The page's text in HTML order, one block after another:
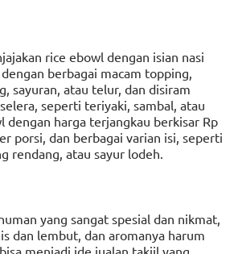
rice ebowl dengan isian nasi
berbagai macam topping,
sayuran, atau telur, dan disiram
seperti teriyaki, sambal, atau
dengan harga terjangkau berkisar Rp
porsi, dan berbagai varian isi, seperti
rendang, atau sayur lodeh.
yang sangat spesial dan nikmat,
dan lembut, dan aromanya harum